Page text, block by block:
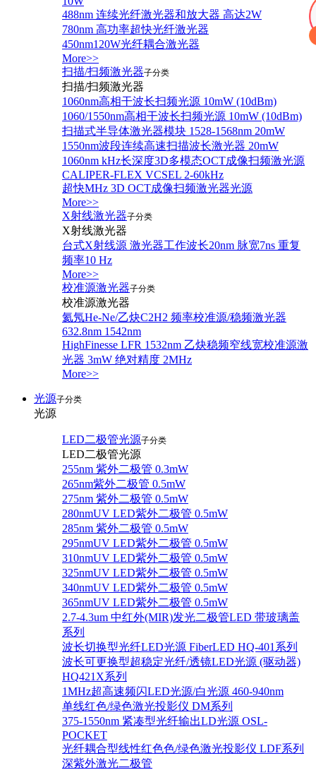
488nm 连续光纤激光器和放大器 高达2W
780nm 高功率超快光纤激光器
450nm120W光纤耦合激光器
More>>
扫描/扫频激光器子分类
扫描/扫频激光器
1060nm高相干波长扫频光源 10mW (10dBm)
1060/1550nm高相干波长扫频光源 10mW (10dBm)
扫描式半导体激光器模块 1528-1568nm 20mW
1550nm波段连续高速扫描波长激光器 20mW
1060nm kHz长深度3D多模态OCT成像扫频激光源
CALIPER-FLEX VCSEL 2-60kHz
超快MHz 3D OCT成像扫频激光器光源
More>>
X射线激光器子分类
X射线激光器
台式X射线源 激光器工作波长20nm 脉宽7ns 重复
频率10 Hz
More>>
校准源激光器子分类
校准源激光器
氦氖He-Ne/乙炔C2H2 频率校准源/稳频激光器
632.8nm 1542nm
HighFinesse LFR 1532nm 乙炔稳频窄线宽校准源激
光器 3mW 绝对精度 2MHz
More>>
光源子分类
光源
LED二极管光源子分类
LED二极管光源
255nm 紫外二极管 0.3mW
265nm紫外二极管 0.5mW
275nm 紫外二极管 0.5mW
280nmUV LED紫外二极管 0.5mW
285nm 紫外二极管 0.5mW
295nmUV LED紫外二极管 0.5mW
310nmUV LED紫外二极管 0.5mW
325nmUV LED紫外二极管 0.5mW
340nmUV LED紫外二极管 0.5mW
365nmUV LED紫外二极管 0.5mW
2.7-4.3um 中红外(MIR)发光二极管LED 带玻璃盖
系列
波长切换型光纤LED光源 FiberLED HQ-401系列
波长可更换型超稳定光纤/透镜LED光源 (驱动器)
HQ421X系列
1MHz超高速频闪LED光源/白光源 460-940nm
单线红色/绿色激光投影仪 DM系列
375-1550nm 紧凑型光纤输出LD光源 OSL-
POCKET
光纤耦合型线性红色色/绿色激光投影仪 LDF系列
深紫外激光二极管